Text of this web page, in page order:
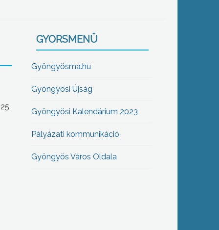
GYORSMENÜ
Gyöngyösma.hu
Gyöngyösi Újság
Gyöngyösi Kalendárium 2023
Pályázati kommunikáció
Gyöngyös Város Oldala